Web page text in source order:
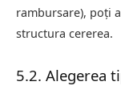
rambursare), poți
structura cererea.
5.2. Alegerea